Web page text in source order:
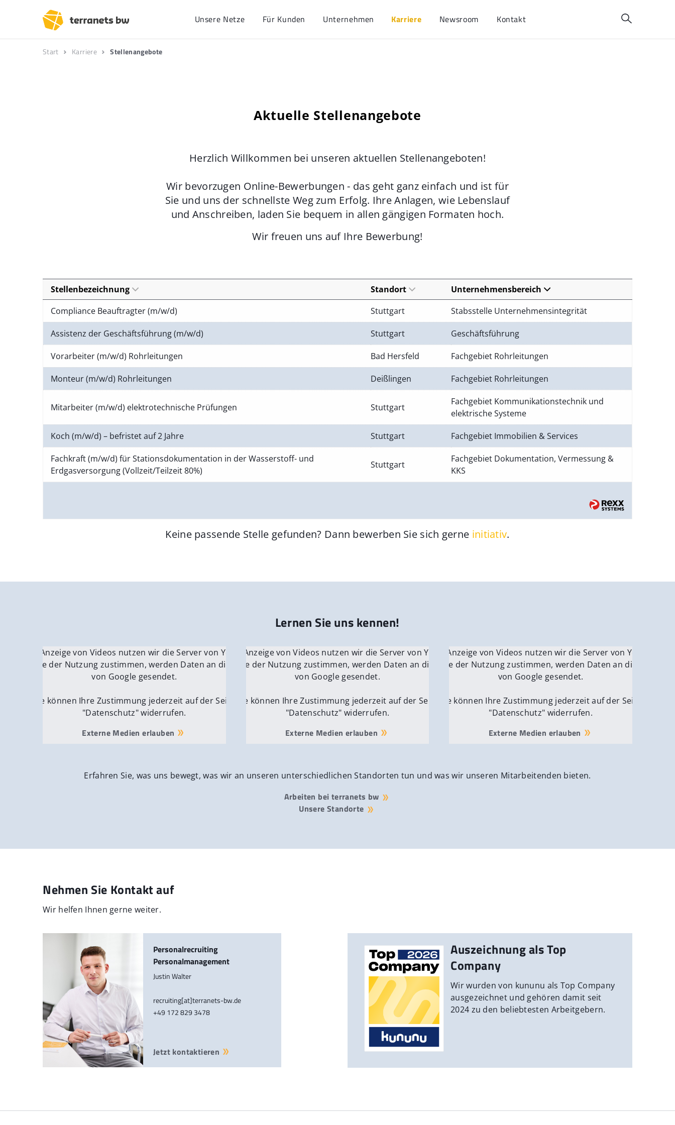
Unsere Netze Für Kunden Unternehmen Karriere Newsroom Kontakt
Start Karriere Stellenangebote
Aktuelle Stellenangebote
Herzlich Willkommen bei unseren aktuellen Stellenangeboten!
Wir bevorzugen Online-Bewerbungen - das geht ganz einfach und ist für
Sie und uns der schnellste Weg zum Erfolg. Ihre Anlagen, wie Lebenslauf
und Anschreiben, laden Sie bequem in allen gängigen Formaten hoch.
Wir freuen uns auf Ihre Bewerbung!
Stellenbezeichnung Standort
Unternehmensbereich
Compliance Beauftragter (m/w/d)
Stuttgart Stabsstelle Unternehmensintegrität
Assistenz der Geschäftsführung (m/w/d) Stuttgart Geschäftsführung
Vorarbeiter (m/w/d) Rohrleitungen Bad Hersfeld Fachgebiet Rohrleitungen
Monteur (m/w/d) Rohrleitungen Deißlingen Fachgebiet Rohrleitungen
Mitarbeiter (m/w/d) elektrotechnische Prüfungen Stuttgart
Fachgebiet Kommunikationstechnik und
elektrische Systeme
Koch (m/w/d) – befristet auf 2 Jahre Stuttgart Fachgebiet Immobilien & Services
Fachkraft (m/w/d) für Stationsdokumentation in der Wasserstoff- und
Erdgasversorgung (Vollzeit/Teilzeit 80%)
Stuttgart
Fachgebiet Dokumentation, Vermessung &
KKS
Keine passende Stelle gefunden? Dann bewerben Sie sich gerne initiativ.
Lernen Sie uns kennen!
Für die Anzeige von Videos nutzen wir die Server von YouTube.
Wenn Sie der Nutzung zustimmen, werden Daten an die Server
von Google gesendet.
Sie können Ihre Zustimmung jederzeit auf der Seite
"Datenschutz" widerrufen.
Externe Medien erlauben
Für die Anzeige von Videos nutzen wir die Server von YouTube.
Wenn Sie der Nutzung zustimmen, werden Daten an die Server
von Google gesendet.
Sie können Ihre Zustimmung jederzeit auf der Seite
"Datenschutz" widerrufen.
Externe Medien erlauben
Für die Anzeige von Videos nutzen wir die Server von YouTube.
Wenn Sie der Nutzung zustimmen, werden Daten an die Server
von Google gesendet.
Sie können Ihre Zustimmung jederzeit auf der Seite
"Datenschutz" widerrufen.
Externe Medien erlauben
Erfahren Sie, was uns bewegt, was wir an unseren unterschiedlichen Standorten tun und was wir unseren Mitarbeitenden bieten.
Arbeiten bei terranets bw
Unsere Standorte
Nehmen Sie Kontakt auf
Wir helfen Ihnen gerne weiter.
Personalrecruiting
Personalmanagement
Justin Walter
recruiting[at]terranets-bw.de
+49 172 829 3478
Jetzt kontaktieren
Auszeichnung als Top
Company
Wir wurden von kununu als Top Company
ausgezeichnet und gehören damit seit
2024 zu den beliebtesten Arbeitgebern.